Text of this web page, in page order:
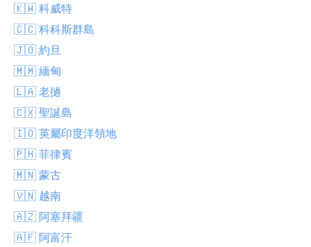
🇰🇼 科威特
🇨🇨 科科斯群島
🇯🇴 約旦
🇲🇲 緬甸
🇱🇦 老撾
🇨🇽 聖誕島
🇮🇴 英屬印度洋領地
🇵🇭 菲律賓
🇲🇳 蒙古
🇻🇳 越南
🇦🇿 阿塞拜疆
🇦🇫 阿富汗